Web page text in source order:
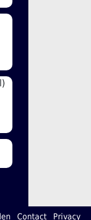
Contact Privacy